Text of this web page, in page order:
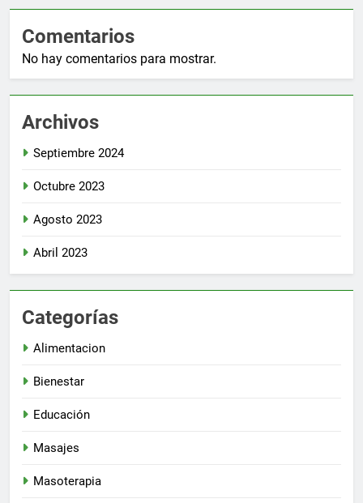
Comentarios
No hay comentarios para mostrar.
Archivos
Septiembre 2024
Octubre 2023
Agosto 2023
Abril 2023
Categorías
Alimentacion
Bienestar
Educación
Masajes
Masoterapia